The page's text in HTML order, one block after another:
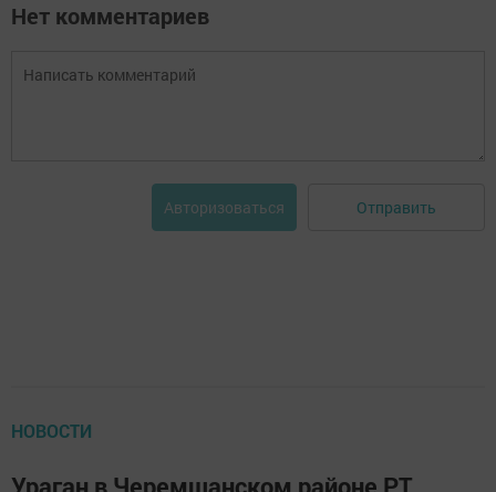
Нет комментариев
Авторизоваться Отправить
НОВОСТИ